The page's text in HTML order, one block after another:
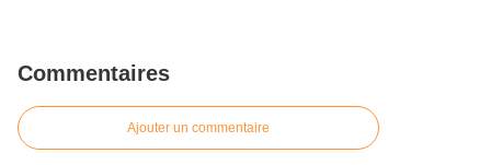
Commentaires
Ajouter un commentaire